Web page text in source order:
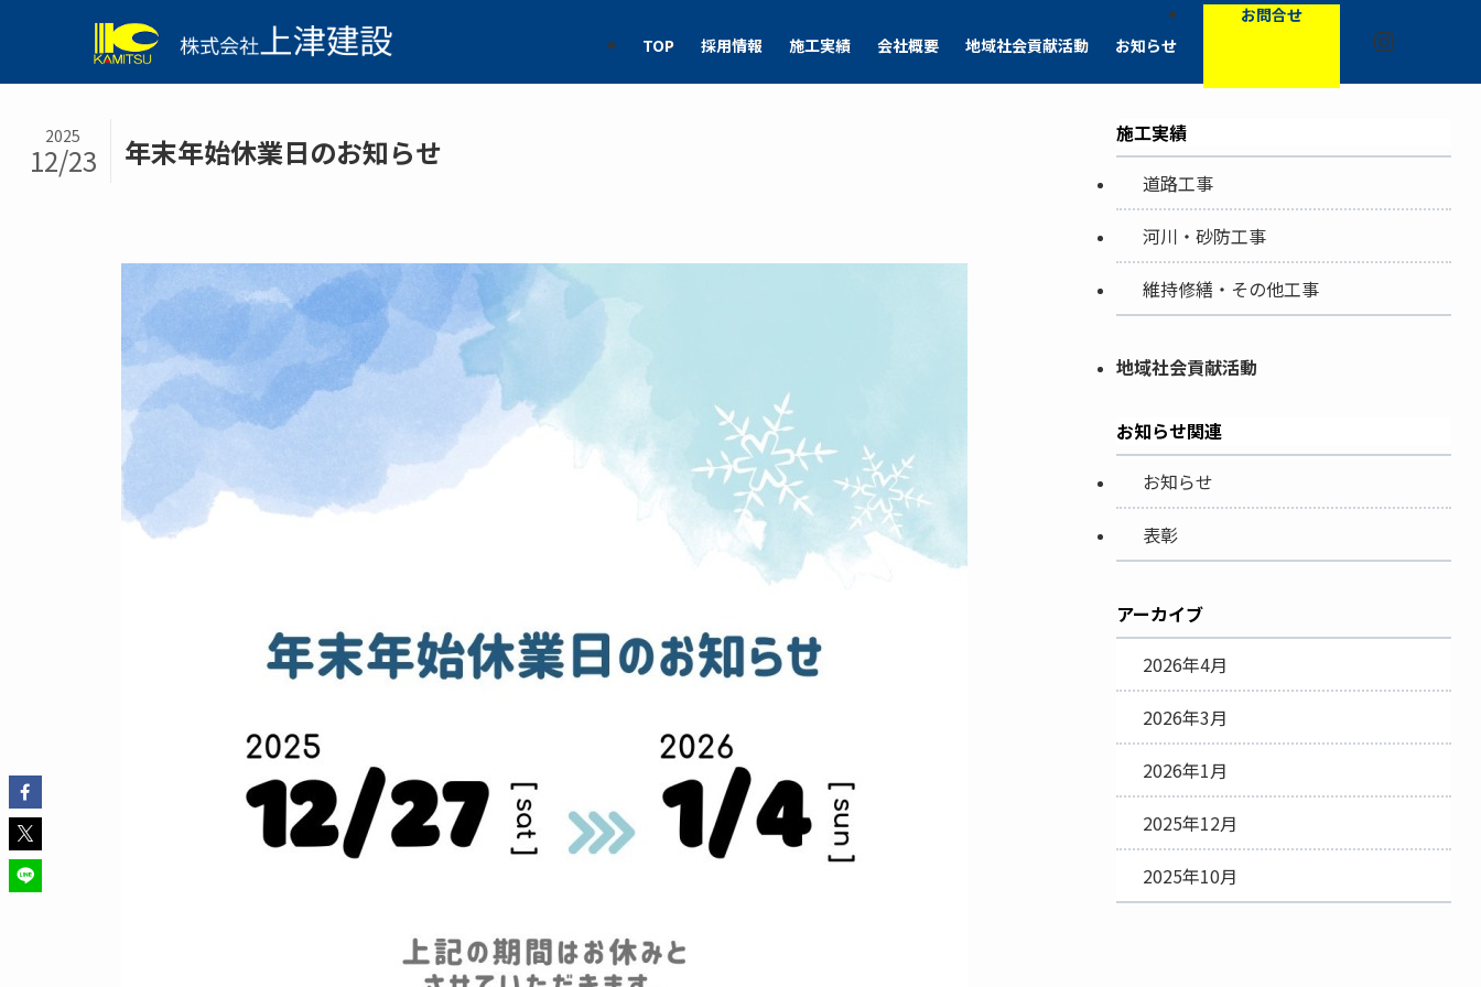
TOP 採用情報 施工実績 会社概要 地域社会貢献活動 お知らせ
お問合せ
年末年始休業日のお知らせ
2025
12/23
施工実績
道路工事
河川・砂防工事
維持修繕・その他工事
地域社会貢献活動
お知らせ関連
お知らせ
表彰
アーカイブ
2026年4月
2026年3月
2026年1月
2025年12月
2025年10月